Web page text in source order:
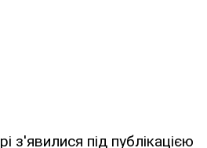
з'явилися під публікацією